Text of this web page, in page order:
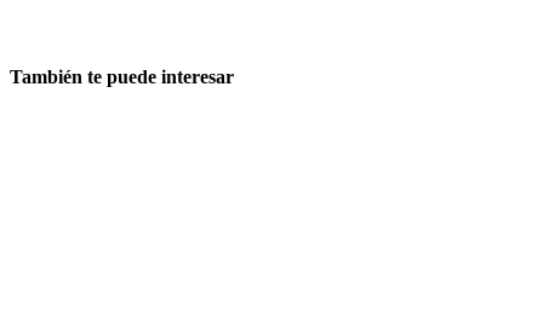
También te puede interesar